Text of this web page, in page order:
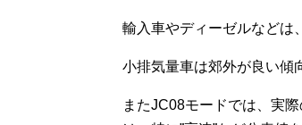
輸入車やディーゼルなどは
小排気量車は郊外が良い傾
またJC08モードでは、実